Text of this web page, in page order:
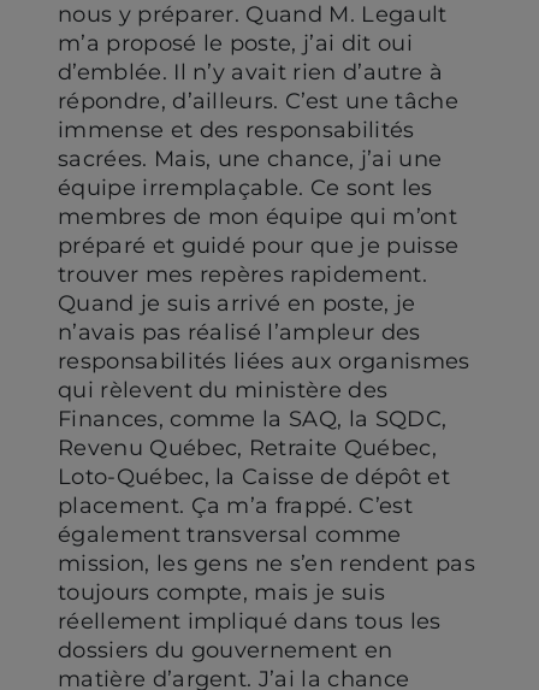
nous y préparer. Quand M. Legault
m’a proposé le poste, j’ai dit oui
d’emblée. Il n’y avait rien d’autre à
répondre, d’ailleurs. C’est une tâche
immense et des responsabilités
sacrées. Mais, une chance, j’ai une
équipe irremplaçable. Ce sont les
membres de mon équipe qui m’ont
préparé et guidé pour que je puisse
trouver mes repères rapidement.
Quand je suis arrivé en poste, je
n’avais pas réalisé l’ampleur des
responsabilités liées aux organismes
qui rèlevent du ministère des
Finances, comme la SAQ, la SQDC,
Revenu Québec, Retraite Québec,
Loto-Québec, la Caisse de dépôt et
placement. Ça m’a frappé. C’est
également transversal comme
mission, les gens ne s’en rendent pas
toujours compte, mais je suis
réellement impliqué dans tous les
dossiers du gouvernement en
matière d’argent. J’ai la chance